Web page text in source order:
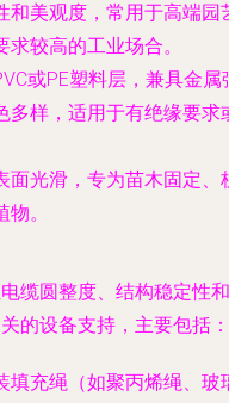
和美观度，常用于高端园
较高的工业场合。
或PE塑料层，兼具金属
多样，适用于有绝缘要求
面光滑，专为苗木固定、
。
缆圆整度、结构稳定性和
的设备支持，主要包括：
填充绳（如聚丙烯绳、玻